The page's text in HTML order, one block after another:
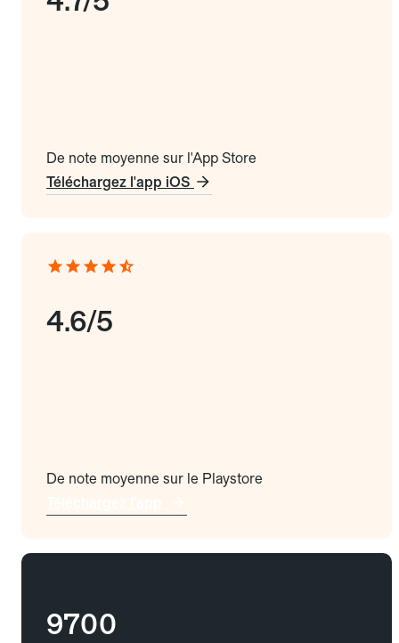
De note moyenne sur l'App Store
Téléchargez l'app iOS
4.6/5
De note moyenne sur le Playstore
9700